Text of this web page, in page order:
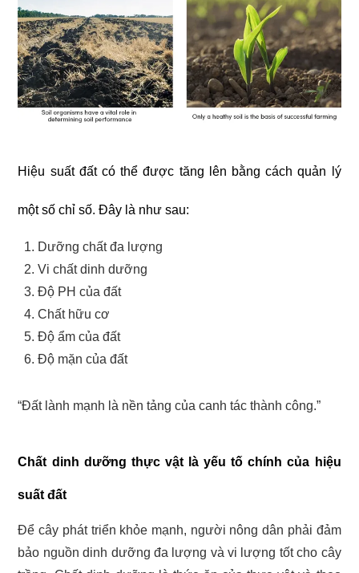
Hiệu suất đất có thể được tăng lên bằng cách quản lý
một số chỉ số. Đây là như sau:
Dưỡng chất đa lượng
Vi chất dinh dưỡng
Độ PH của đất
Chất hữu cơ
Độ ẩm của đất
Độ mặn của đất
“Đất lành mạnh là nền tảng của canh tác thành công.”
Chất dinh dưỡng thực vật là yếu tố chính của hiệu
suất đất
Để cây phát triển khỏe mạnh, người nông dân phải đảm
bảo nguồn dinh dưỡng đa lượng và vi lượng tốt cho cây